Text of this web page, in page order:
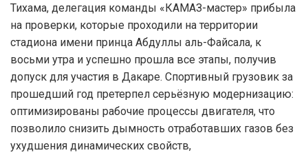
Тихама, делегация команды «КАМАЗ-мастер» прибыла
на проверки, которые проходили на территории
стадиона имени принца Абдуллы аль-Файсала, к
восьми утра и успешно прошла все этапы, получив
допуск для участия в Дакаре. Спортивный грузовик за
прошедший год претерпел серьёзную модернизацию:
оптимизированы рабочие процессы двигателя, что
позволило снизить дымность отработавших газов без
ухудшения динамических свойств,